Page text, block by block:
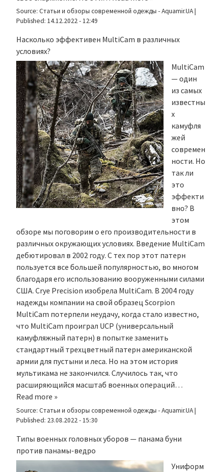
Source: Статьи и обзоры современной одежды - Aquamir.UA|
Published: 14.12.2022 - 12:49
Насколько эффективен MultiCam в различных
условиях?
MultiCam
— один
из самых
известны
х
камуфля
жей
современ
ности. Но
так ли
это
эффекти
вно? В
этом
обзоре мы поговорим о его производительности в
различных окружающих условиях. Введение MultiCam
дебютировал в 2002 году. С тех пор этот патерн
пользуется все большей популярностью, во многом
благодаря его использованию вооруженными силами
США. Crye Precision изобрела MultiCam. В 2004 году
надежды компании на свой образец Scorpion
MultiCam потерпели неудачу, когда стало известно,
что MultiCam проиграл UCP (универсальный
камуфляжный патерн) в попытке заменить
стандартный трехцветный патерн американской
армии для пустыни и леса. Но на этом история
мультикама не закончился. Случилось так, что
расширяющийся масштаб военных операций…
Read more »
Source: Статьи и обзоры современной одежды - Aquamir.UA|
Published: 23.08.2022 - 15:30
Типы военных головных уборов — панама буни
против панамы-ведро
Униформ